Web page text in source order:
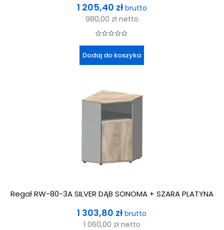
Cena
1 205,40 zł brutto
980,00 zł netto
Dodaj do koszyka
Regał RW-80-3A SILVER DĄB SONOMA + SZARA PLATYNA
Cena
1 303,80 zł brutto
1 060,00 zł netto